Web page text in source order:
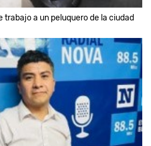
trabajo a un peluquero de la ciudad